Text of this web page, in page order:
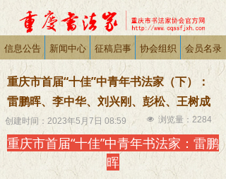
信息公告 新闻中心 征稿启事 协会组织 会员名录
重庆市首届“十佳”中青年书法家（下）：
雷鹏晖、李中华、刘兴刚、彭松、王树成
创建时间： 2023年5月7日 08:59
重庆市首届“十佳”中青年书法家：雷鹏
晖
넶 浏览量： 2284